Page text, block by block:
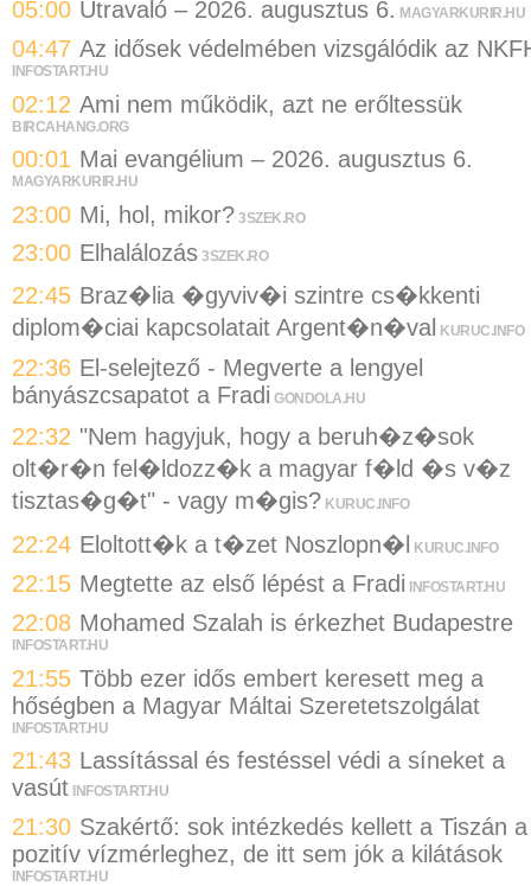
05:00 Útravaló – 2026. augusztus 6. MAGYARKURIR.HU
04:47 Az idősek védelmében vizsgálódik az
INFOSTART.HU
02:12 Ami nem működik, azt ne erőltessük
BIRCAHANG.ORG
00:01 Mai evangélium – 2026. augusztus 6.
MAGYARKURIR.HU
23:00 Mi, hol, mikor? 3SZEK.RO
23:00 Elhalálozás 3SZEK.RO
22:45 Braz�lia �gyviv�i szintre cs�kkenti
diplom�ciai kapcsolatait Argent�n�val
KURUC.INFO
22:36 El-selejtező - Megverte a lengyel
bányászcsapatot a Fradi GONDOLA.HU
22:32 "Nem hagyjuk, hogy a beruh�z�sok
olt�r�n fel�ldozz�k a magyar f�ld �s v�z
tisztas�g�t" - vagy m�gis? KURUC.INFO
22:24 Eloltott�k a t�zet Noszlopn�l KURUC.INFO
22:15 Megtette az első lépést a Fradi INFOSTART.HU
22:08 Mohamed Szalah is érkezhet Budapestre
INFOSTART.HU
21:55 Több ezer idős embert keresett meg a
hőségben a Magyar Máltai Szeretetszolgálat
INFOSTART.HU
21:43 Lassítással és festéssel védi a síneket a
vasút INFOSTART.HU
21:30 Szakértő: sok intézkedés kellett a Tiszán a
pozitív vízmérleghez, de itt sem jók a kilátások
INFOSTART.HU